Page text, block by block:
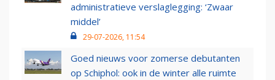
administratieve verslaglegging: ‘Zwaar
middel’
29-07-2026, 11:54
Goed nieuws voor zomerse debutanten
op Schiphol: ook in de winter alle ruimte